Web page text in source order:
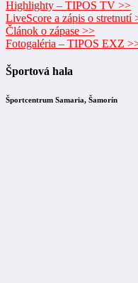
Highlighty – TIPOS TV >>
LiveScore a zápis o stretnutí
Článok o zápase >>
Fotogaléria – TIPOS EXZ
Športová hala
Športcentrum Samaria, Šamorín